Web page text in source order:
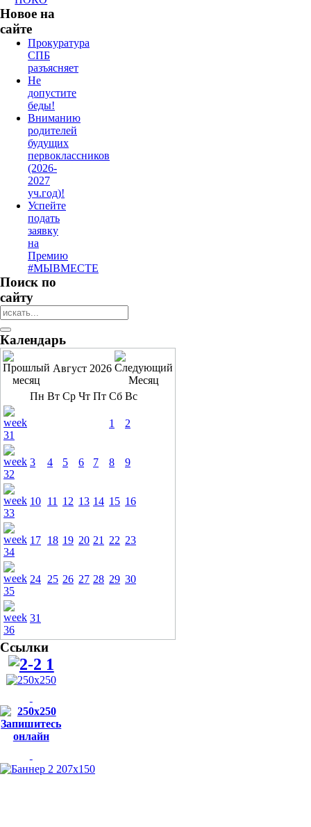
Новое на
сайте
Прокуратура
СПБ
разъясняет
Не
допустите
беды!
Вниманию
родителей
будущих
первоклассников
(2026-
2027
уч.год)!
Успейте
подать
заявку
на
Премию
#МЫВМЕСТЕ
Поиск по
сайту
Календарь
Август 2026
Пн Вт Ср Чт Пт Сб Вс
1 2
3 4 5 6 7 8 9
10 11 12 13 14 15 16
17 18 19 20 21 22 23
24 25 26 27 28 29 30
31
Ссылки